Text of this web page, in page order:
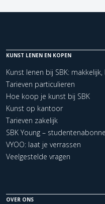
KUNST LENEN EN KOPEN
Kunst lenen bij SBK:
Tarieven particulieren
Hoe koop je kunst bij SBK
Kunst op kantoor
Tarieven zakelijk
SBK Young –
VYOO: laat je verrassen
Veelgestelde vragen
OVER ONS